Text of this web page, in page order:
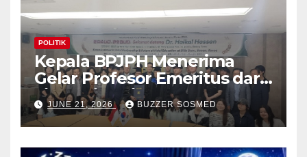
POLITIK
Kepala BPJPH Menerima
Gelar Profesor Emeritus dari
Silla University, Busan Korsel
JUNE 21, 2026 BUZZER SOSMED